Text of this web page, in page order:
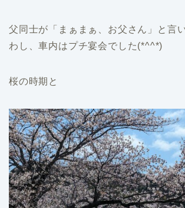
父同士が「まぁまぁ、お父さん」と言
わし、車内はプチ宴会でした(*^^*)
桜の時期と